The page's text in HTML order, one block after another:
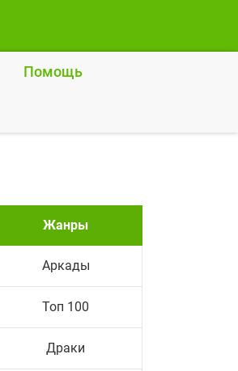
Помощь
Жанры
Аркады
Топ 100
Драки